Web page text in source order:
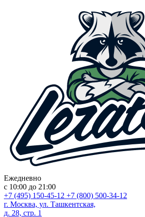
Ежедневно
с 10:00 до 21:00
+7 (495) 150-45-12 +7 (800) 500-34-12
г. Москва, ул. Ташкентская,
д. 28, стр. 1